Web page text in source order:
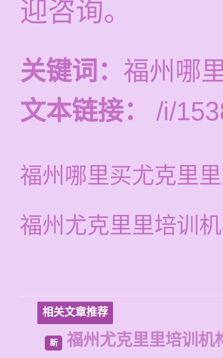
迎咨询。
关键词： 福州哪
文本链接：
/i/
福州哪里买尤克里
福州尤克里里培训
相关文章推荐
新 福州尤克里里培训机